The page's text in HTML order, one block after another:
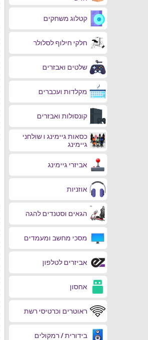
קטלוג משחקים
חלקי חילוף לסלולר
שלטים ואבזרים
מקלדות ועכברים
קונסולות ואבזרים
כסאות גיימינג ו שולחני
גיימינג
אביזרי גיימינג
אוזניות
הגאים וסטנדים להגה
מסכי מחשב ומעמדים
אביזרים לטלפון
אחסון
ראוטרים וכרטיסי רשת
בידורית / רמקולים